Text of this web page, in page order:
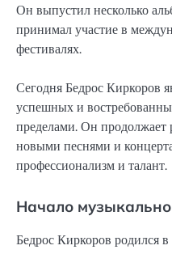
Он выпустил несколько
принимал участие в
фестивалях.
Сегодня Бедрос Киркоров
успешных и
пределами. Он продолжает
новыми песнями и
профессионализм и талант.
Начало
Бедрос Киркоров родился